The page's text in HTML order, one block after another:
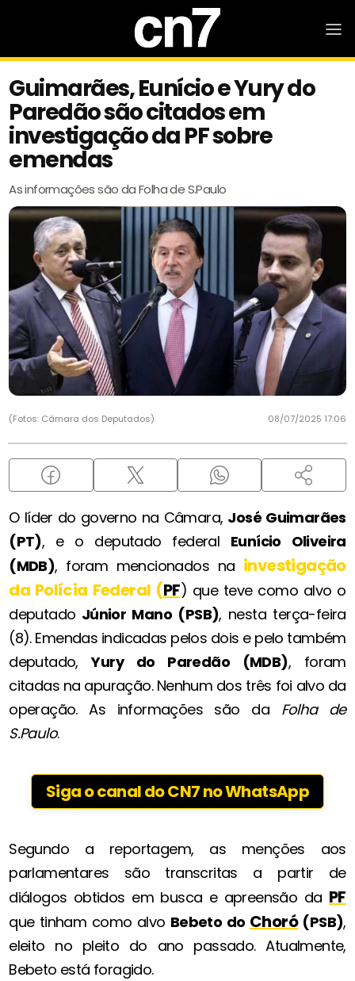
Guimarães, Eunício e Yury do
Paredão são citados em
investigação da PF sobre
emendas
As informações são da Folha de S.Paulo
(Fotos: Câmara dos Deputados) 08/07/2025 17:06
O líder do governo na Câmara, José Guimarães
(PT), e o deputado federal Eunício Oliveira
(MDB), foram mencionados na investigação
da Polícia Federal (PF) que teve como alvo o
deputado Júnior Mano (PSB), nesta terça-feira
(8). Emendas indicadas pelos dois e pelo também
deputado,Yury do Paredão (MDB), foram
citadas na apuração. Nenhum dos três foi alvo da
operação. As informações são da Folha de
S.Paulo.
Siga o canal do CN7 no WhatsApp
Segundo a reportagem, as menções aos
parlamentares são transcritas a partir de
diálogos obtidos em busca e apreensão da PF
que tinham como alvo Bebeto do Choró(PSB),
eleito no pleito do ano passado. Atualmente,
Bebeto está foragido.